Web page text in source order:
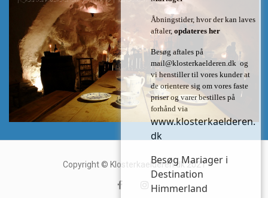
Copyright © Klosterkaelderen.dk 2021
Åbningstider, hvor der kan laves
aftaler, opdateres her
Besøg aftales på
mail@klosterkaelderen.dk og
vi henstiller til vores kunder at
de orientere sig om vores faste
priser og varer bestilles på
forhånd via
www.klosterkaelderen.
dk
Besøg Mariager i
Destination
Himmerland